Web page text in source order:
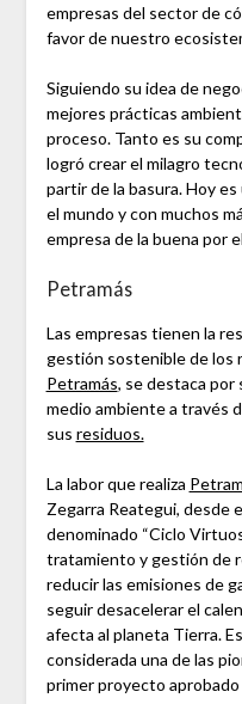
empresas del sector de
favor de nuestro
Siguiendo su idea de
mejores prácticas
proceso. Tanto es su
logró crear el milagro
partir de la basura. Hoy
el mundo y con muchos
empresa de la buena por
Petramás
Las empresas tienen la
gestión sostenible de los
Petramás, se destaca por
medio ambiente a través
sus residuos.
La labor que realiza
Zegarra Reategui, desde
denominado “Ciclo
tratamiento y gestión de
reducir las emisiones de
seguir desacelerar el
afecta al planeta Tierra.
considerada una de las
primer proyecto